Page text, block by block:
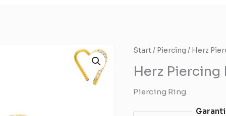
Start/ Piercing / Herz
Herz Piercing
Piercing Ring
Herz
Ring